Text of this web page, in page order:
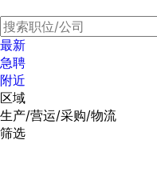
最新
急聘
附近
区域
生产/营运/采购/物流
筛选